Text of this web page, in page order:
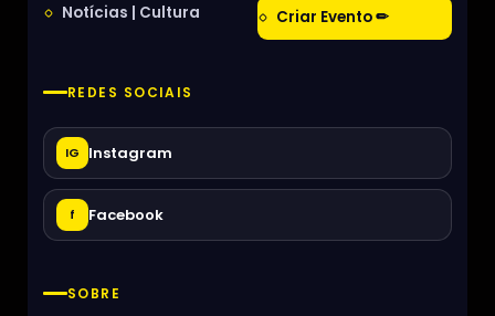
Notícias | Cultura Criar Evento ✏
REDES SOCIAIS
IG Instagram
f Facebook
SOBRE